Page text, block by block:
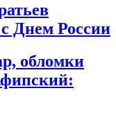
Днем России
обломки